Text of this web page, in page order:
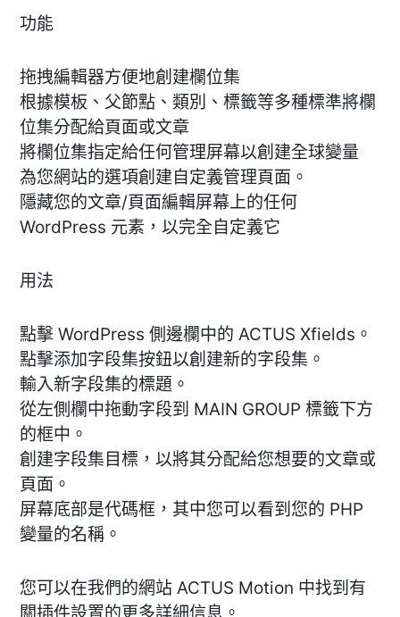
功能
拖拽編輯器方便地創建欄位集
根據模板、父節點、類別、標籤等多種標準將欄
位集分配給頁面或文章
將欄位集指定給任何管理屏幕以創建全球變量
為您網站的選項創建自定義管理頁面。
隱藏您的文章/頁面編輯屏幕上的任何
WordPress 元素，以完全自定義它
用法
點擊 WordPress 側邊欄中的 ACTUS Xfields。
點擊添加字段集按鈕以創建新的字段集。
輸入新字段集的標題。
從左側欄中拖動字段到 MAIN GROUP 標籤下方
的框中。
創建字段集目標，以將其分配給您想要的文章或
頁面。
屏幕底部是代碼框，其中您可以看到您的 PHP
變量的名稱。
您可以在我們的網站 ACTUS Motion 中找到有
關插件設置的更多詳細信息。